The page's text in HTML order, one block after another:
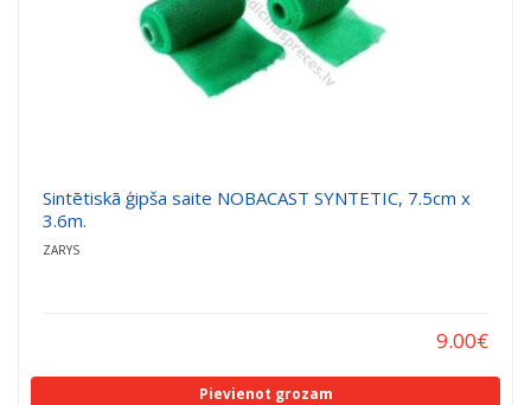
Sintētiskā ģipša saite NOBACAST SYNTETIC, 7.5cm x
3.6m.
ZARYS
9.00€
Pievienot grozam